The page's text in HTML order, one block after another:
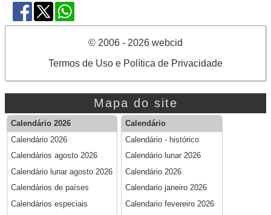
© 2006 - 2026 webcid
Termos de Uso e Política de Privacidade
Mapa do site
Calendário 2026
Calendário 2026
Calendários agosto 2026
Calendário lunar agosto 2026
Calendários de países
Calendários especiais
Calendário
Calendário - histórico
Calendário lunar 2026
Calendário 2026
Calendario janeiro 2026
Calendario fevereiro 2026